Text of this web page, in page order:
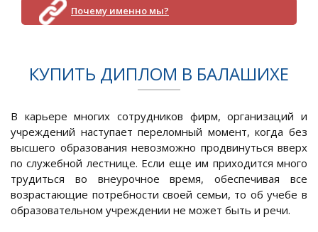
Почему именно мы?
КУПИТЬ ДИПЛОМ В БАЛАШИХЕ
В карьере многих сотрудников фирм, организаций и
учреждений наступает переломный момент, когда без
высшего образования невозможно продвинуться вверх
по служебной лестнице. Если еще им приходится много
трудиться во внеурочное время, обеспечивая все
возрастающие потребности своей семьи, то об учебе в
образовательном учреждении не может быть и речи.